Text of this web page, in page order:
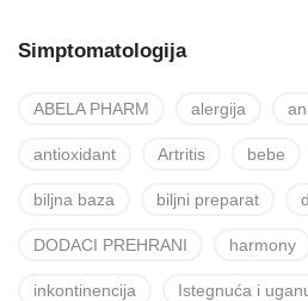
Simptomatologija
ABELA PHARM alergija
antioxidant Artritis bebe
biljna baza biljni preparat
DODACI PREHRANI harmony
inkontinencija Istegnuća i